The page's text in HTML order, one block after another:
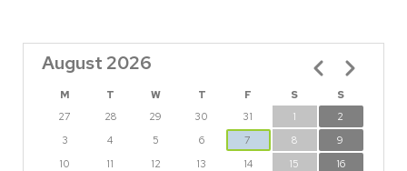
August 2026
M T W T F S
S
27
28 29 30 31 1
2
3
4 5 6 7 8
9
10
11 12 13 14 15
16
Pagination